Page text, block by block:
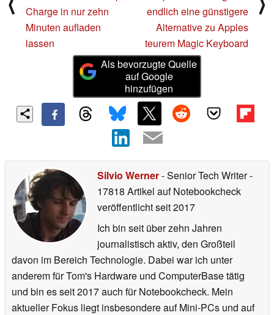
Charge in nur zehn
Minuten aufladen
lassen
endlich eine günstigere
Alternative zu Apples
teurem Magic Keyboard
Als bevorzugte Quelle
auf Google
hinzufügen
Silvio Werner- Senior Tech Writer-
17818 Artikel auf Notebookcheck
veröffentlichtseit 2017
Ich bin seit über zehn Jahren
journalistisch aktiv, den Großteil
davon im Bereich Technologie. Dabei war ich unter
anderem für Tom's Hardware und ComputerBase tätig
und bin es seit 2017 auch für Notebookcheck. Mein
aktueller Fokus liegt insbesondere auf Mini-PCs und auf